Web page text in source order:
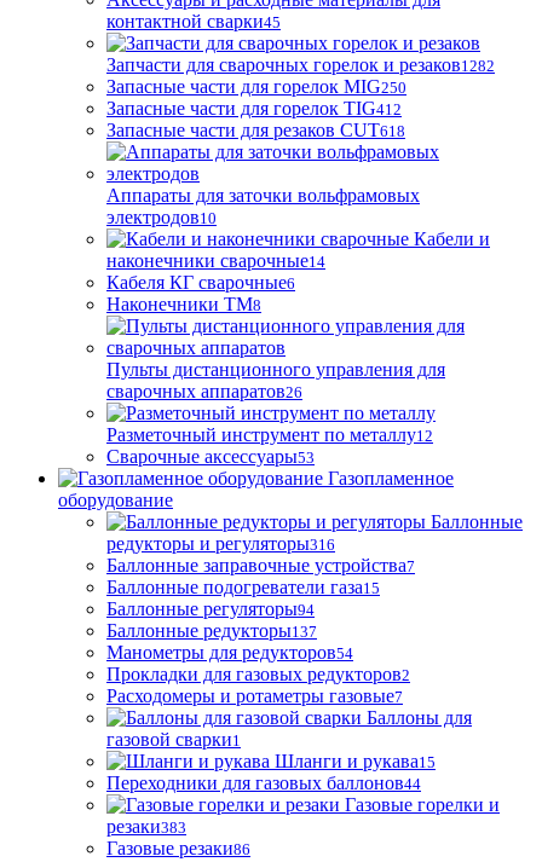
контактной сварки45
Запчасти для сварочных горелок и резаков1282
Запасные части для горелок MIG250
Запасные части для горелок TIG412
Запасные части для резаков CUT618
Аппараты для заточки вольфрамовых
электродов10
Кабели и
наконечники сварочные14
Кабеля КГ сварочные6
Наконечники ТМ8
Пульты дистанционного управления для
сварочных аппаратов26
Разметочный инструмент по металлу12
Сварочные аксессуары53
Газопламенное
оборудование
Баллонные
редукторы и регуляторы316
Баллонные заправочные устройства7
Баллонные подогреватели газа15
Баллонные регуляторы94
Баллонные редукторы137
Манометры для редукторов54
Прокладки для газовых редукторов2
Расходомеры и ротаметры газовые7
Баллоны для
газовой сварки1
Шланги и рукава15
Переходники для газовых баллонов44
Газовые горелки и
резаки383
Газовые резаки86